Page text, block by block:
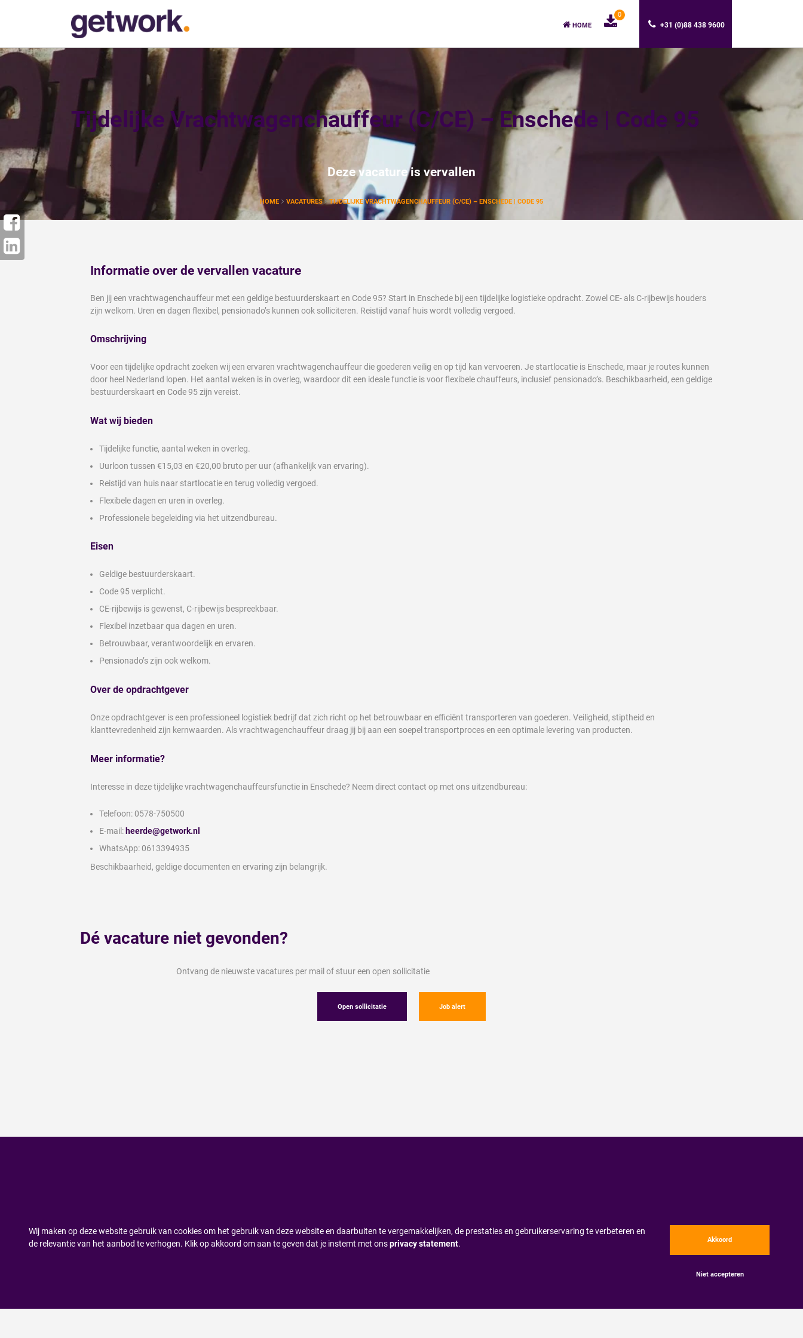
+31 (0)88 438 9600
HOME
0
Tijdelijke Vrachtwagenchauffeur (C/CE) – Enschede | Code 95
Deze vacature is vervallen
HOME VACATURES TIJDELIJKE VRACHTWAGENCHAUFFEUR (C/CE) – ENSCHEDE | CODE 95
Informatie over de vervallen vacature
Ben jij een vrachtwagenchauffeur met een geldige bestuurderskaart en Code 95? Start in Enschede bij een tijdelijke logistieke opdracht. Zowel CE- als C-rijbewijs houders
zijn welkom. Uren en dagen flexibel, pensionado’s kunnen ook solliciteren. Reistijd vanaf huis wordt volledig vergoed.
Omschrijving
Voor een tijdelijke opdracht zoeken wij een ervaren vrachtwagenchauffeur die goederen veilig en op tijd kan vervoeren. Je startlocatie is Enschede, maar je routes kunnen
door heel Nederland lopen. Het aantal weken is in overleg, waardoor dit een ideale functie is voor flexibele chauffeurs, inclusief pensionado’s. Beschikbaarheid, een geldige
bestuurderskaart en Code 95 zijn vereist.
Wat wij bieden
Tijdelijke functie, aantal weken in overleg.
Uurloon tussen €15,03 en €20,00 bruto per uur (afhankelijk van ervaring).
Reistijd van huis naar startlocatie en terug volledig vergoed.
Flexibele dagen en uren in overleg.
Professionele begeleiding via het uitzendbureau.
Eisen
Geldige bestuurderskaart.
Code 95 verplicht.
CE-rijbewijs is gewenst, C-rijbewijs bespreekbaar.
Flexibel inzetbaar qua dagen en uren.
Betrouwbaar, verantwoordelijk en ervaren.
Pensionado’s zijn ook welkom.
Over de opdrachtgever
Onze opdrachtgever is een professioneel logistiek bedrijf dat zich richt op het betrouwbaar en efficiënt transporteren van goederen. Veiligheid, stiptheid en
klanttevredenheid zijn kernwaarden. Als vrachtwagenchauffeur draag jij bij aan een soepel transportproces en een optimale levering van producten.
Meer informatie?
Interesse in deze tijdelijke vrachtwagenchauffeursfunctie in Enschede? Neem direct contact op met ons uitzendbureau:
Telefoon: 0578-750500
E-mail:heerde@getwork.nl
WhatsApp: 0613394935
Beschikbaarheid, geldige documenten en ervaring zijn belangrijk.
Dé vacature niet gevonden?
Ontvang de nieuwste vacatures per mail of stuur een open sollicitatie
Open sollicitatie Job alert
Wij maken op deze website gebruik van cookies om het gebruik van deze website en daarbuiten te vergemakkelijken, de prestaties en gebruikerservaring te verbeteren en
de relevantie van het aanbod te verhogen. Klik op akkoord om aan te geven dat je instemt met onsprivacy statement. Akkoord
Niet accepteren